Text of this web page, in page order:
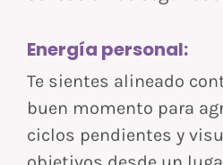
Energía personal:
Te sientes alineado
buen momento para
ciclos pendientes y